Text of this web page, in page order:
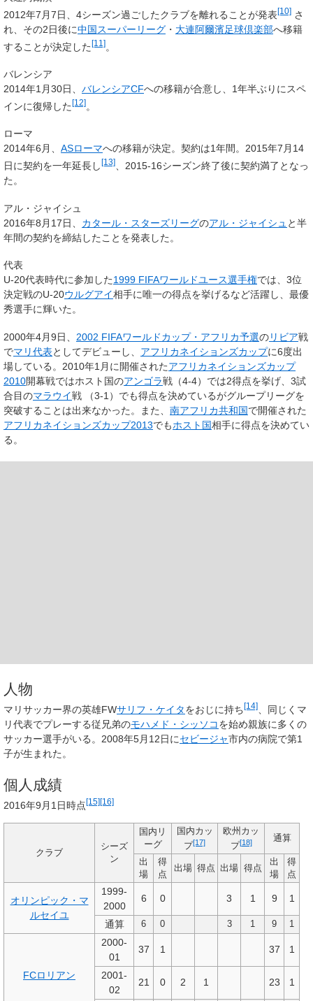
2012年7月7日、4シーズン過ごしたクラブを離れることが発表[10] さ
れ、その2日後に中国スーパーリーグ ・ 大連阿爾濱足球倶楽部へ移籍
することが決定した[11]。
バレンシア
2014年1月30日、 バレンシアCFへの移籍が合意し、1年半ぶりにスペ
インに復帰した [12] 。
ローマ
2014年6月、 ASローマへの移籍が決定。契約は1年間。2015年7月14
日に契約を一年延長し [13]
、2015-16シーズン終了後に契約満了となっ
た。
アル・ジャイシュ
2016年8月17日、 カタール・スターズリーグのアル・ジャイシュ と半
年間の契約を締結したことを発表した。
代表
U-20代表時代に参加した1999 FIFAワールドユース選手権では、3位
決定戦のU-20ウルグアイ相手に唯一の得点を挙げるなど活躍し、最優
秀選手に輝いた。
2000年4月9日、 2002 FIFAワールドカップ・アフリカ予選のリビア戦
でマリ代表としてデビューし、 アフリカネイションズカップに6度出
場している。2010年1月に開催されたアフリカネイションズカップ
2010開幕戦ではホスト国のアンゴラ戦（4-4）では2得点を挙げ、3試
合目のマラウイ戦 （3-1）でも得点を決めているがグループリーグを
突破することは出来なかった。また、 南アフリカ共和国で開催された
アフリカネイションズカップ2013でもホスト国相手に得点を決めてい
る。
人物
マリサッカー界の英雄FWサリフ・ケイタをおじに持ち[14]
、同じくマ
リ代表でプレーする従兄弟のモハメド・シッソコを始め親族に多くの
サッカー選手がいる。2008年5月12日にセビージャ市内の病院で第1
子が生まれた。
個人成績
2016年9月1日時点[15][16]
クラブ
シーズ
ン
国内リ
ーグ
国内カッ
プ[17]
欧州カッ
プ[18] 通算
出
場
得
点
出場 得点 出場 得点
出
場
得
点
オリンピック・マ
ルセイユ
1999-
2000
6 0 3 1 9 1
通算 6 0 3 1 9 1
FCロリアン
2000-
01
37 1 37 1
2001-
02
21 0 2 1 23 1